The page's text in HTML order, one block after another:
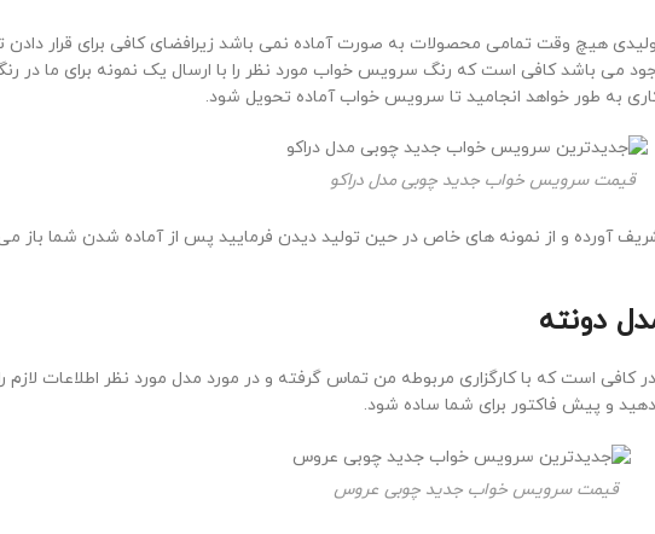
هیچ وقت تمامی محصولات به صورت آماده نمی باشد زیرافضای کافی برای قرار
می باشد کافی است که رنگ سرویس خواب مورد نظر را با ارسال یک نمونه برای ما
قیمت سرویس خواب جدید چوبی مدل دراکو
آورده و از نمونه های خاص در حین تولید دیدن فرمایید پس از آماده شدن شما باز می
دونته
کافی است که با کارگزاری مربوطه من تماس گرفته و در مورد مدل مورد نظر اطلاعات
و پیش فاکتور برای شما ساده شود.
قیمت سرویس خواب جدید چوبی عروس